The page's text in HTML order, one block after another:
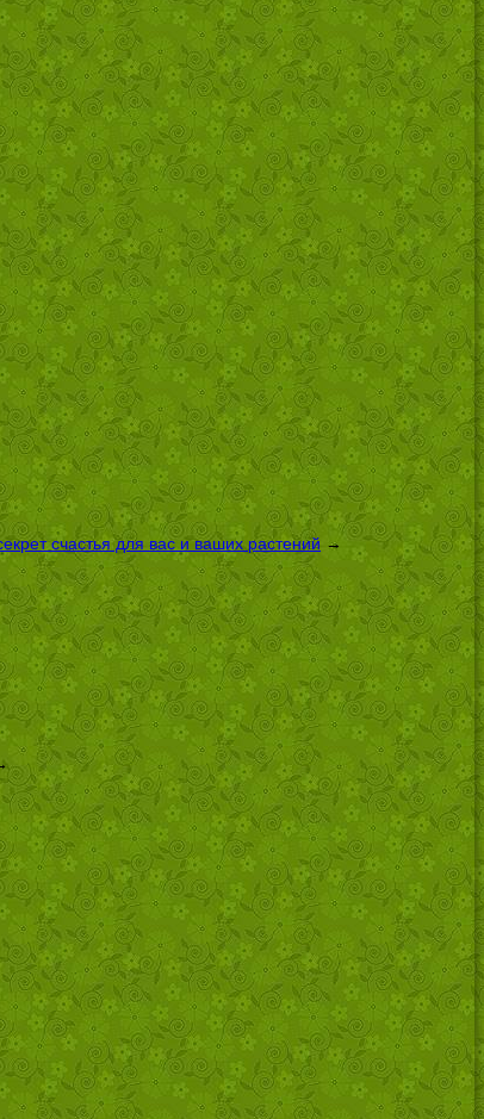
счастья для вас и ваших растений →